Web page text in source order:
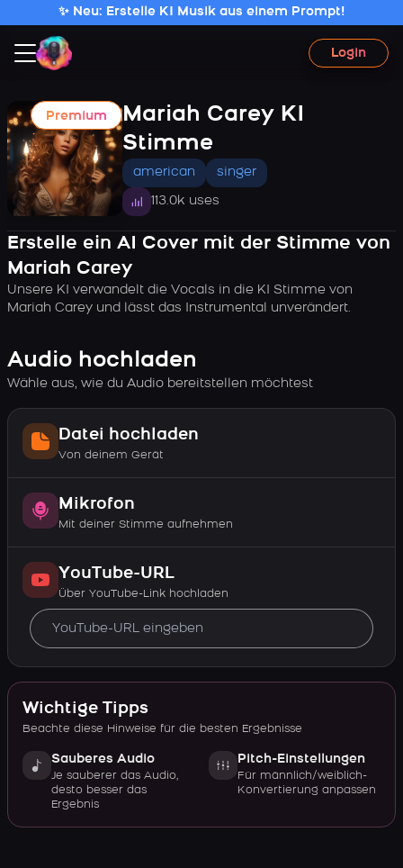
✨ Neu: Erstelle KI Musik aus einem Prompt!
Login
Premium
Mariah Carey KI
Stimme
american singer
113.0k uses
Erstelle ein AI Cover mit der Stimme von
Mariah Carey
Unsere KI verwandelt die Vocals in die KI Stimme von
Mariah Carey und lässt das Instrumental unverändert.
Audio hochladen
Wähle aus, wie du Audio bereitstellen möchtest
Datei hochladen
Von deinem Gerät
Mikrofon
Mit deiner Stimme aufnehmen
YouTube-URL
Über YouTube-Link hochladen
Wichtige Tipps
Beachte diese Hinweise für die besten Ergebnisse
Sauberes Audio
Je sauberer das Audio,
desto besser das
Ergebnis
Pitch-Einstellungen
Für männlich/weiblich-
Konvertierung anpassen